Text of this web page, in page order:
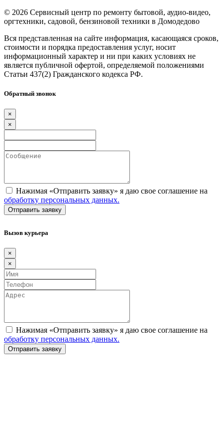
© 2026 Сервисный центр по ремонту бытовой, аудио-видео,
оргтехники, садовой, бензиновой техники в Домодедово
Вся представленная на сайте информация, касающаяся сроков,
стоимости и порядка предоставления услуг, носит
информационный характер и ни при каких условиях не
является публичной офертой, определяемой положениями
Статьи 437(2) Гражданского кодекса РФ.
Обратный звонок
×
×
Нажимая «Отправить заявку» я даю свое соглашение на
обработку персональных данных.
Вызов курьера
×
×
Нажимая «Отправить заявку» я даю свое соглашение на
обработку персональных данных.